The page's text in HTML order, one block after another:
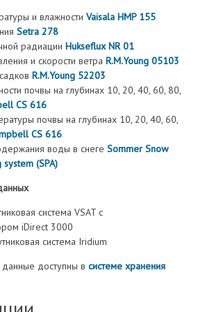
и влажности Vaisala HMP 155
Setra 278
радиации Hukseflux NR 01
и скорости ветра R.M.Young 05103
R.M.Young 52203
почвы на глубинах 10, 20, 40, 60, 80,
CS 616
почвы на глубинах 10, 20, 40, 60,
CS 616
воды в снеге Sommer Snow
system (SPA)
система VSAT с
iDirect 3000
система Iridium
доступны в системе хранения